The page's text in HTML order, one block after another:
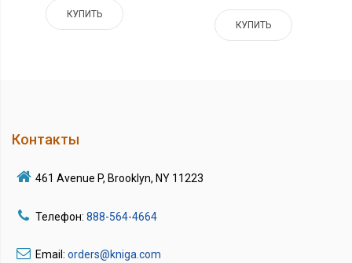
КУПИТЬ
КУПИТЬ
Контакты
461 Avenue P, Brooklyn, NY 11223
Телефон: 888-564-4664
Email: orders@kniga.com